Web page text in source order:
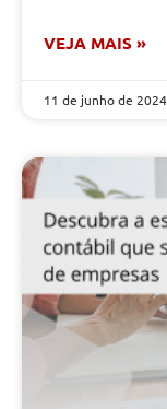
VEJA MAIS »
11 de junho de 2024